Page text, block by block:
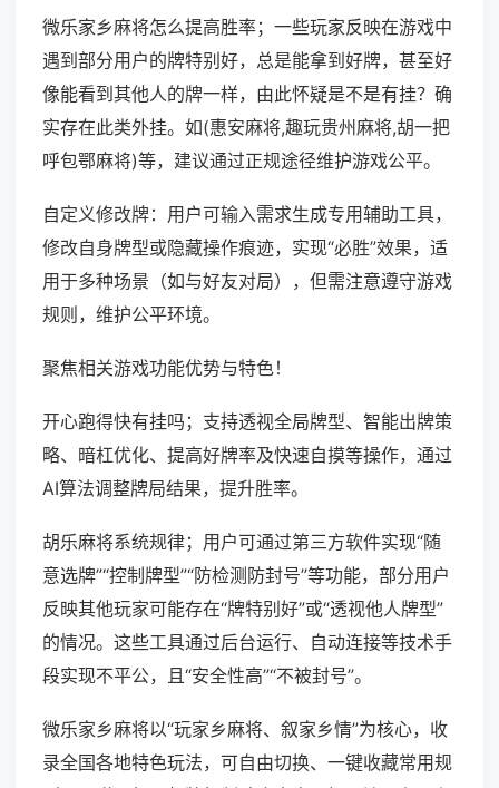
微乐家乡麻将怎么提高胜率；一些玩家反映在游戏中
遇到部分用户的牌特别好，总是能拿到好牌，甚至好
像能看到其他人的牌一样，由此怀疑是不是有挂？确
实存在此类外挂。如(惠安麻将,趣玩贵州麻将,胡一把
呼包鄂麻将)等，建议通过正规途径维护游戏公平。
自定义修改牌：用户可输入需求生成专用辅助工具，
修改自身牌型或隐藏操作痕迹，实现“必胜”效果，适
用于多种场景（如与好友对局），但需注意遵守游戏
规则，维护公平环境。
聚焦相关游戏功能优势与特色！
开心跑得快有挂吗；支持透视全局牌型、智能出牌策
略、暗杠优化、提高好牌率及快速自摸等操作，通过
AI算法调整牌局结果，提升胜率。
胡乐麻将系统规律；用户可通过第三方软件实现“随
意选牌”“控制牌型”“防检测防封号”等功能，部分用户
反映其他玩家可能存在“牌特别好”或“透视他人牌型”
的情况。这些工具通过后台运行、自动连接等技术手
段实现不平公，且“安全性高”“不被封号”。
微乐家乡麻将以“玩家乡麻将、叙家乡情”为核心，收
录全国各地特色玩法，可自由切换、一键收藏常用规